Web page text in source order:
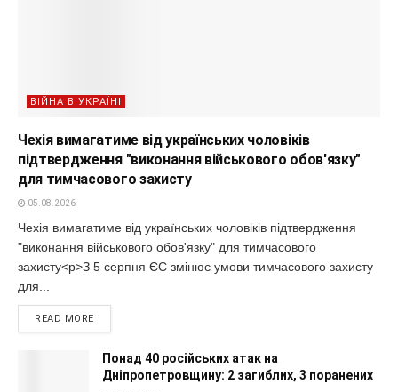
ВІЙНА В УКРАЇНІ
Чехія вимагатиме від українських чоловіків
підтвердження "виконання військового обов'язку"
для тимчасового захисту
05.08.2026
Чехія вимагатиме від українських чоловіків підтвердження
"виконання військового обов'язку" для тимчасового
захисту<p>З 5 серпня ЄС змінює умови тимчасового захисту
для...
READ MORE
Понад 40 російських атак на
Дніпропетровщину: 2 загиблих, 3 поранених